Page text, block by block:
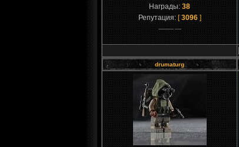
Награды: 38
Репутация: [3096]
drumaturg